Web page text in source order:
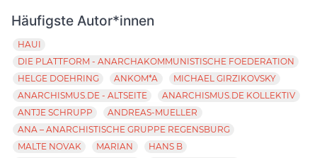
Häufigste Autor*innen
HAUI
DIE PLATTFORM - ANARCHAKOMMUNISTISCHE FOEDERATION
HELGE DOEHRING
ANKOM*A
MICHAEL GIRZIKOVSKY
ANARCHISMUS.DE - ALTSEITE
ANARCHISMUS.DE KOLLEKTIV
ANTJE SCHRUPP
ANDREAS-MUELLER
ANA – ANARCHISTISCHE GRUPPE REGENSBURG
MALTE NOVAK
MARIAN
HANS B